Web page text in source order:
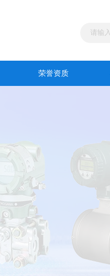
荣誉资质